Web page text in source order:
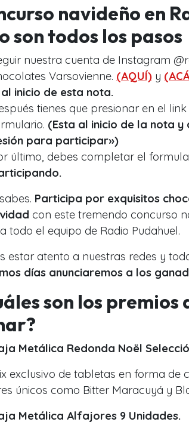
navideño en
son todos los pasos
nuestra cuenta de Instagram
Varsovienne. (AQUÍ) y
inicio de esta nota.
tienes que presionar en el
(Esta al inicio de la nota y
para participar»)
último, debes completar el
Participa por exquisitos
con este tremendo concurso
todo el equipo de Radio Pudahuel.
estar atento a nuestras redes y
días anunciaremos a los
son los premios
Metálica Redonda Noël
exclusivo de tabletas en forma de
únicos como Bitter Maracuyá y
Metálica Alfajores 9 Unidades.